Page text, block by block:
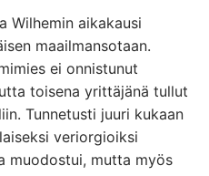
Wilhemin aikakausi
maailmansotaan.
ei onnistunut
toisena yrittäjänä tullut
Tunnetusti juuri kukaan
veriorgioiksi
muodostui, mutta myös